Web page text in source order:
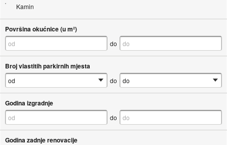
Kamin
Površina okućnice (u m²)
do
Broj vlastitih parkirnih mjesta
do
Godina izgradnje
do
Godina zadnje renovacije